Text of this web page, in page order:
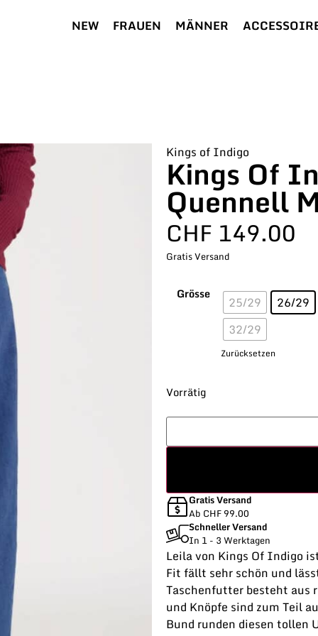
NEW FRAUEN MÄNNER
Kings of Indigo
Kings Of
Quennell
CHF 149.00
Gratis Versand
Grösse 25/29
26/29
32/29
Zurücksetzen
Vorrätig
Gratis Versand
Ab CHF 99.00
Schneller Versand
In 1 - 3 Werktagen
Leila von Kings Of Indigo
Fit fällt sehr schön und
Taschenfutter besteht aus
und Knöpfe sind zum Teil
Bund runden diesen tollen